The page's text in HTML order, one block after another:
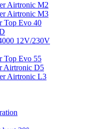
Airtronic M2
Airtronic M3
Top Evo 40
12V/230V
Top Evo 55
Airtronic D5
Airtronic L3